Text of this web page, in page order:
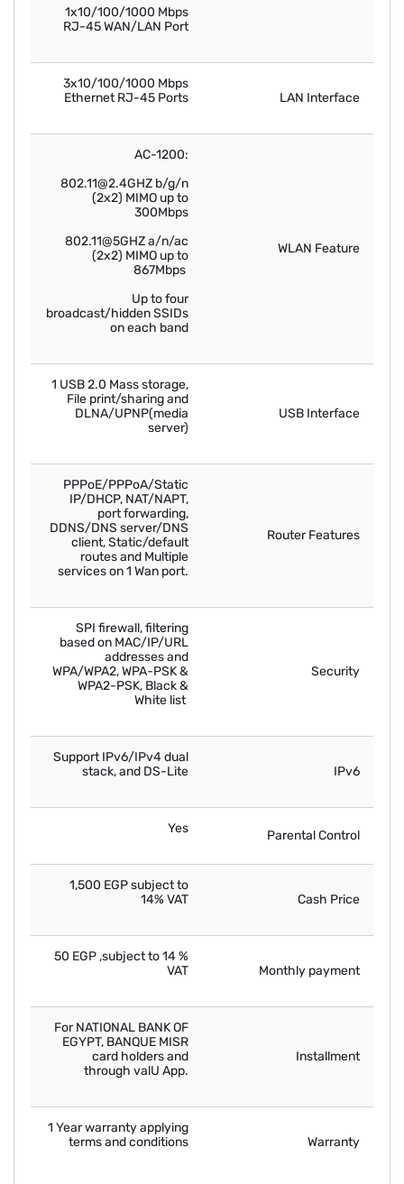
1x10/100/1000 Mbps
RJ-45 WAN/LAN Port
LAN Interface
3x10/100/1000 Mbps
Ethernet RJ-45 Ports
WLAN Feature
AC-1200:
802.11@2.4GHZ b/g/n
(2x2) MIMO up to
300Mbps
802.11@5GHZ a/n/ac
(2x2) MIMO up to
867Mbps
Up to four
broadcast/hidden SSIDs
on each band
USB Interface
1 USB 2.0 Mass storage,
File print/sharing and
DLNA/UPNP(media
server)
Router Features
PPPoE/PPPoA/Static
IP/DHCP, NAT/NAPT,
port forwarding,
DDNS/DNS server/DNS
client, Static/default
routes and Multiple
services on 1 Wan port.
Security
SPI firewall, filtering
based on MAC/IP/URL
addresses and
WPA/WPA2, WPA-PSK &
WPA2-PSK, Black &
White list
IPv6
Support IPv6/IPv4 dual
stack, and DS-Lite
Parental Control
Yes
Cash Price
1,500 EGP subject to
14% VAT
Monthly payment
50 EGP ,subject to 14 %
VAT
Installment
For NATIONAL BANK OF
EGYPT, BANQUE MISR
card holders and
through valU App.
Warranty
1 Year warranty applying
terms and conditions